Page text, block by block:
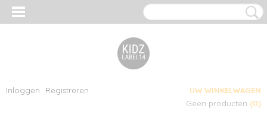
Inloggen Registreren
UW WINKELWAGEN
Geen producten (0)